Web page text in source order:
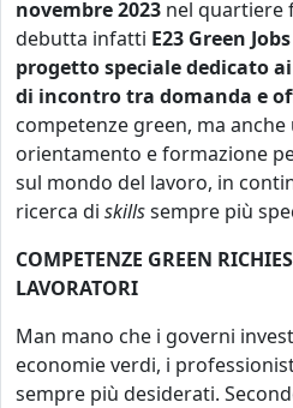
novembre 2023 nel quartiere
debutta infatti E23 Green
progetto specialededicato
di incontro tra domanda e
competenze green, ma anche
orientamento e formazione
sul mondo del lavoro, in
ricerca di skillssempre più
COMPETENZE GREEN
LAVORATORI
Man mano che i governi
economie verdi, i
sempre più desiderati.